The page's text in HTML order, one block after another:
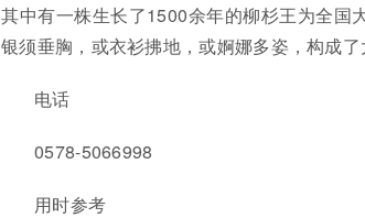
其中有一株生长了1500余年的柳杉王为全国
银须垂胸，或衣衫拂地，或婀娜多姿，构成了
电话
0578-5066998
用时参考